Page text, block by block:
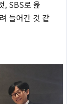
, SBS로 옮
들어간 것 같